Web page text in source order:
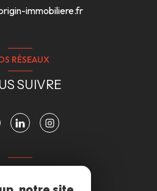
immobiliere.fr
RÉSEAUX
SUIVRE
ESPACE